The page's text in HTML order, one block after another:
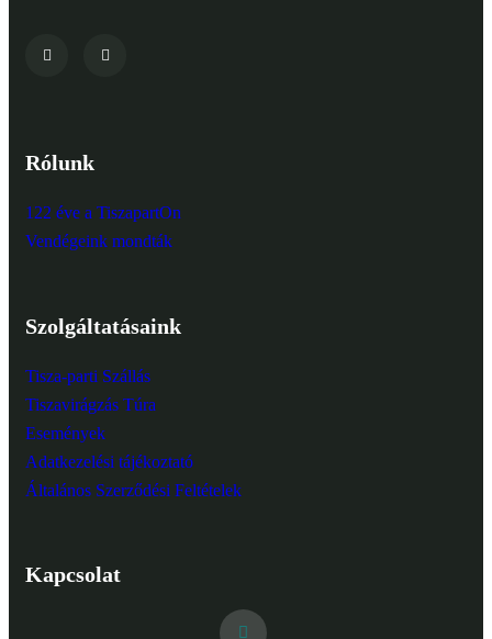
Rólunk
122 éve a TiszapartOn
Vendégeink mondták
Szolgáltatásaink
Tisza-parti Szállás
Tiszavirágzás Túra
Események
Adatkezelési tájékoztató
Általános Szerződési Feltételek
Kapcsolat